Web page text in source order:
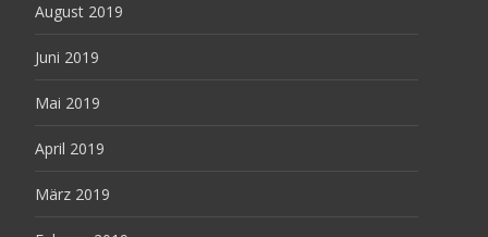
August 2019
Juni 2019
Mai 2019
April 2019
März 2019